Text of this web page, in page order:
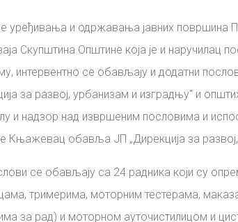
уређивања и одржавања јавних
Скупштина Општине која је и наручилац
интервентно се обављају и додатни
за развој, урбанизам и изградњу" и
и надзор над извршеним пословима и
Књажевац обавља ЈП „Дирекција за
се обављају са 24 радника који су
тримерима, моторним тестерама,
за рад) и моторном ауточистилицом и